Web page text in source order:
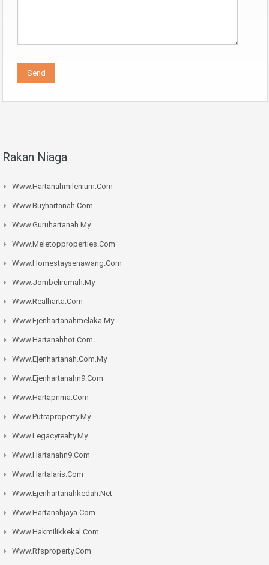
Rakan Niaga
Www.hartanahmilenium.com
Www.buyhartanah.com
Www.guruhartanah.my
Www.meletopproperties.com
Www.homestaysenawang.com
Www.jombelirumah.my
Www.realharta.com
Www.ejenhartanahmelaka.my
Www.hartanahhot.com
Www.ejenhartanah.com.my
Www.ejenhartanahn9.com
Www.hartaprima.com
Www.putraproperty.my
Www.legacyrealty.my
Www.hartanahn9.com
Www.hartalaris.com
Www.ejenhartanahkedah.net
Www.hartanahjaya.com
Www.hakmilikkekal.com
Www.rfsproperty.com